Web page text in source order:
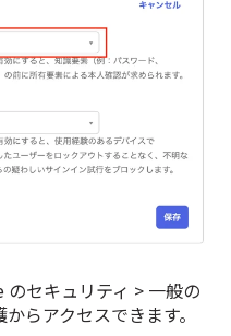
セキュリティ > 一般の
らアクセスできます。